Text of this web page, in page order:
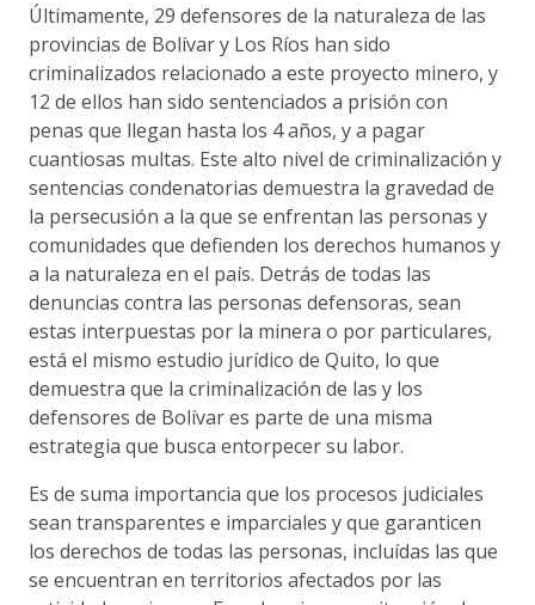
Últimamente, 29 defensores de la naturaleza de las
provincias de Bolívar y Los Ríos han sido
criminalizados relacionado a este proyecto minero, y
12 de ellos han sido sentenciados a prisión con
penas que llegan hasta los 4 años, y a pagar
cuantiosas multas. Este alto nivel de criminalización y
sentencias condenatorias demuestra la gravedad de
la persecusión a la que se enfrentan las personas y
comunidades que defienden los derechos humanos y
a la naturaleza en el país. Detrás de todas las
denuncias contra las personas defensoras, sean
estas interpuestas por la minera o por particulares,
está el mismo estudio jurídico de Quito, lo que
demuestra que la criminalización de las y los
defensores de Bolívar es parte de una misma
estrategia que busca entorpecer su labor.
Es de suma importancia que los procesos judiciales
sean transparentes e imparciales y que garanticen
los derechos de todas las personas, incluídas las que
se encuentran en territorios afectados por las